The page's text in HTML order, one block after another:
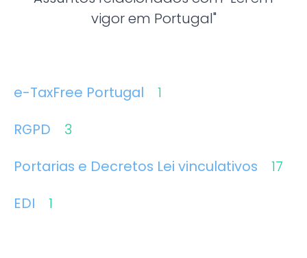
vigor em Portugal"
e-TaxFree Portugal
1
RGPD
3
Portarias e Decretos Lei vinculativos
17
EDI
1